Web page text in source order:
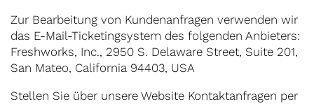
Zur Bearbeitung von Kundenanfragen verwenden wir
das E-Mail-Ticketingsystem des folgenden Anbieters:
Freshworks, Inc., 2950 S. Delaware Street, Suite 201,
San Mateo, California 94403, USA
Stellen Sie über unsere Website Kontaktanfragen per